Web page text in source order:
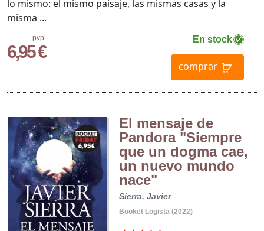
pvp.
6,95 €
En stock
comprar
lo mismo: el mismo paisaje, las mismas casas y la
misma ...
El mensaje de
Pandora "Siempre
que un dogma cae,
un nuevo mundo
nace"
Sierra, Javier
Booket Logista (2022)